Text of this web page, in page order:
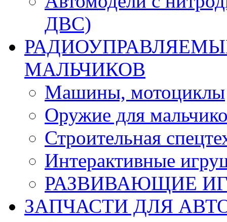
ДВС)
МАЛЬЧИКОВ
Машины, мотоциклы
Оружие для
Строительная
Интерактивные
РАЗВИВАЮЩИЕ
ЗАПЧАСТИ ДЛЯ